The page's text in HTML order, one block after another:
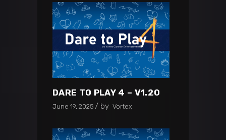
DARE TO PLAY 4 – V1.20
June 19, 2025 by Vortex